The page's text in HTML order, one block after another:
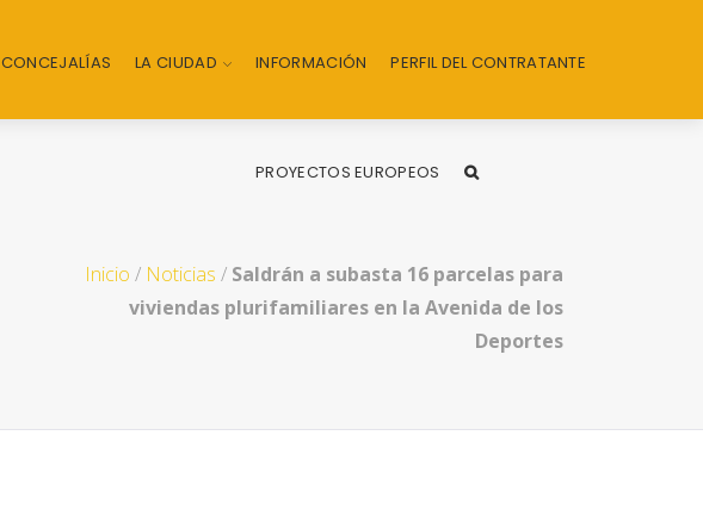
CONCEJALÍAS LA CIUDAD INFORMACIÓN PERFIL DEL CONTRATANTE
PROYECTOS EUROPEOS
Inicio / Noticias / Saldrán a subasta 16 parcelas para
viviendas plurifamiliares en la Avenida de los
Deportes